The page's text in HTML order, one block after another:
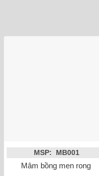
MSP: MB001
Mâm bồng men rong